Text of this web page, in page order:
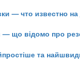
— что известно
— що відомо про
та